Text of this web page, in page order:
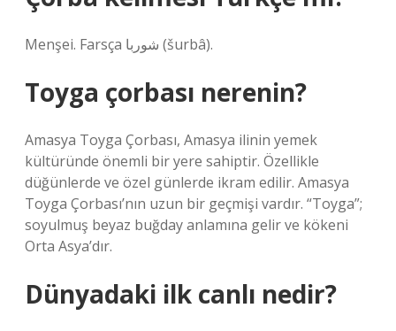
Menşei. Farsça شوربا‎ (šurbâ).
Toyga çorbası nerenin?
Amasya Toyga Çorbası, Amasya ilinin yemek
kültüründe önemli bir yere sahiptir. Özellikle
düğünlerde ve özel günlerde ikram edilir. Amasya
Toyga Çorbası’nın uzun bir geçmişi vardır. “Toyga”;
soyulmuş beyaz buğday anlamına gelir ve kökeni
Orta Asya’dır.
Dünyadaki ilk canlı nedir?